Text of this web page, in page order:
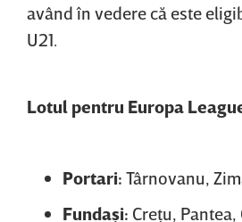
având în vedere că este
U21.
Lotul pentru Europa
Portari: Târnovanu,
Fundaşi: Creţu, Pantea,